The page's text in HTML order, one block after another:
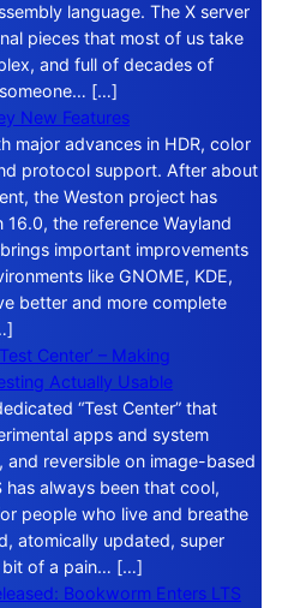
language. The X server
pieces that most of us take
and full of decades of
[…]
New Features
major advances in HDR, color
protocol support. After about
the Weston project has
the reference Wayland
important improvements
like GNOME, KDE,
better and more complete
Center’ – Making
Actually Usable
“Test Center” that
apps and system
and reversible on image-based
has always been that cool,
people who live and breathe
atomically updated, super
bit of a pain… […]
Bookworm Enters LTS